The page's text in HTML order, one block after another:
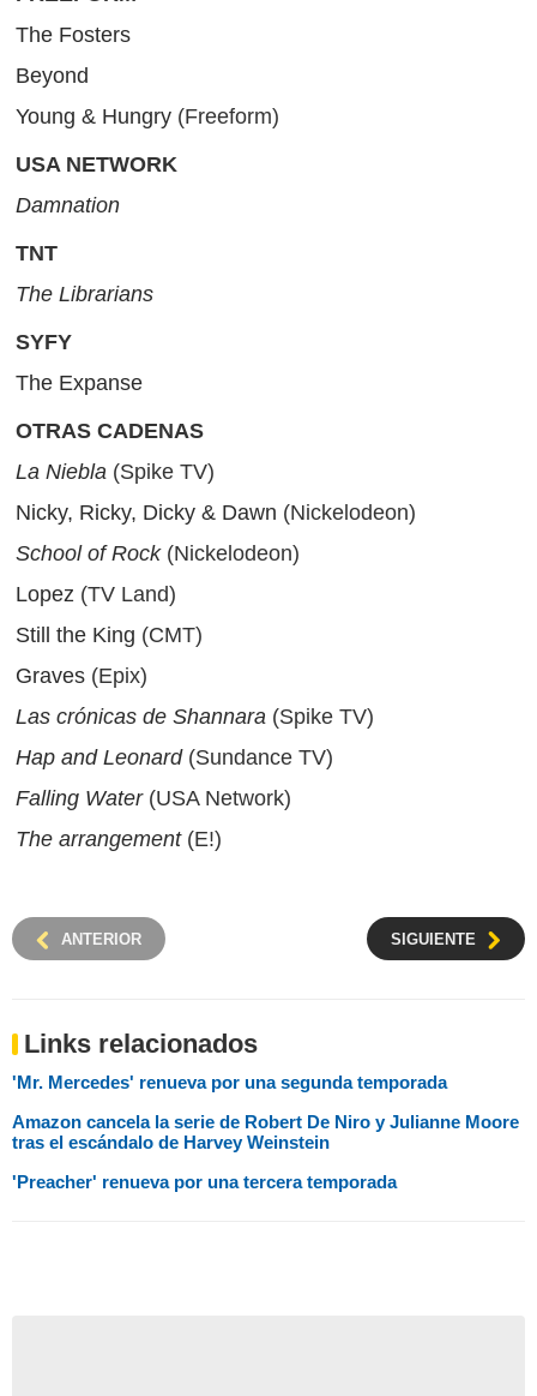
The Fosters
Beyond
Young & Hungry (Freeform)
USA NETWORK
Damnation
TNT
The Librarians
SYFY
The Expanse
OTRAS CADENAS
La Niebla (Spike TV)
Nicky, Ricky, Dicky & Dawn (Nickelodeon)
School of Rock (Nickelodeon)
Lopez (TV Land)
Still the King (CMT)
Graves (Epix)
Las crónicas de Shannara (Spike TV)
Hap and Leonard (Sundance TV)
Falling Water (USA Network)
The arrangement (E!)
ANTERIOR SIGUIENTE
Links relacionados
'Mr. Mercedes' renueva por una segunda temporada
Amazon cancela la serie de Robert De Niro y Julianne Moore
tras el escándalo de Harvey Weinstein
'Preacher' renueva por una tercera temporada